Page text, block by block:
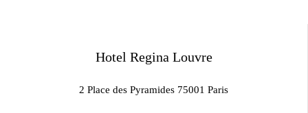
Hotel Regina Louvre
2 Place des Pyramides 75001 Paris